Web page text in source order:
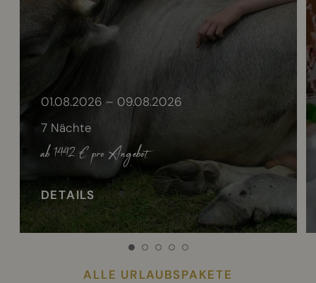
01.08.2026 – 09.08.2026
7 Nächte
ab 1442 €pro Angebot
DETAILS
ALLE URLAUBSPAKETE